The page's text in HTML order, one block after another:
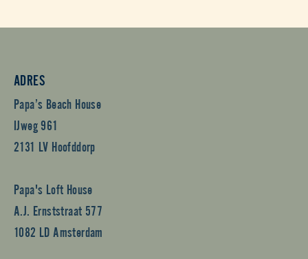
ADRES
Papa’s Beach House
IJweg 961
2131 LV Hoofddorp
Papa's Loft House
A.J. Ernststraat 577
1082 LD Amsterdam